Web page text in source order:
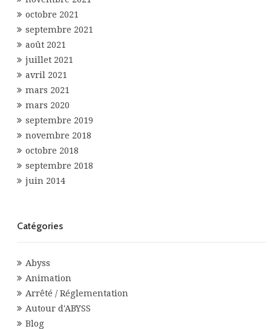
octobre 2021
septembre 2021
août 2021
juillet 2021
avril 2021
mars 2021
mars 2020
septembre 2019
novembre 2018
octobre 2018
septembre 2018
juin 2014
Catégories
Abyss
Animation
Arrêté / Réglementation
Autour d'ABYSS
Blog